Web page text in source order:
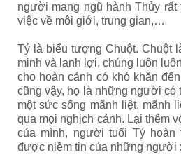
người mang ngũ hành Thủy
việc về môi giới, trung gian,…
Tý là biểu tượng Chuột. Chuột
minh và lanh lợi, chúng luôn
cho hoàn cảnh có khó khăn
cũng vậy, họ là những người có
một sức sống mãnh liệt, mãnh
qua mọi nghịch cảnh. Lại thêm
của mình, người tuổi Tý hoàn
được niềm tin của những người